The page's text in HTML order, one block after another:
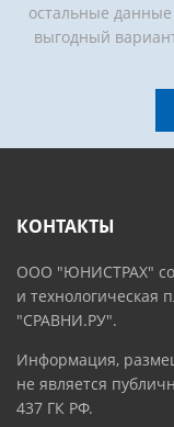
остальные
выгодный
КОНТАКТЫ
ООО "ЮНИСТРАХ"
и технологическая
"СРАВНИ.РУ".
Информация,
не является
437 ГК РФ.